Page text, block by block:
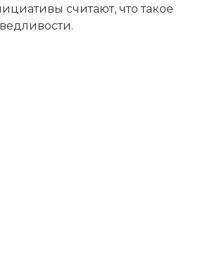
считают, что такое